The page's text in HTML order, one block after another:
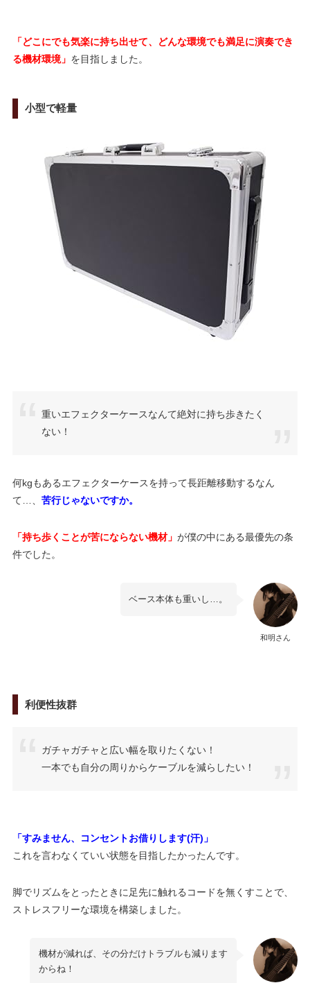
「どこにでも気楽に持ち出せて、どんな環境でも満足に演奏でき
る機材環境」 を目指しました。
小型で軽量
重いエフェクターケースなんて絶対に持ち歩きたく
ない！
何kgもあるエフェクターケースを持って長距離移動するなん
て…、 苦行じゃないですか。
「持ち歩くことが苦にならない機材」 が僕の中にある最優先の条
件でした。
和明さん
ベース本体も重いし…。
利便性抜群
ガチャガチャと広い幅を取りたくない！
一本でも自分の周りからケーブルを減らしたい！
「すみません、コンセントお借りします(汗)」
これを言わなくていい状態を目指したかったんです。
脚でリズムをとったときに足先に触れるコードを無くすことで、
ストレスフリーな環境を構築しました。
機材が減れば、その分だけトラブルも減ります
からね！